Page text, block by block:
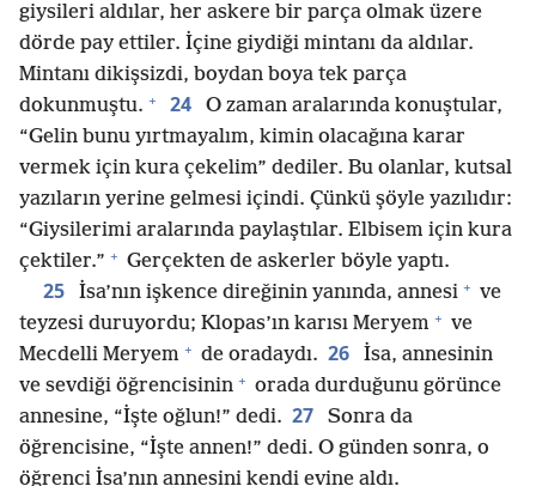
giysileri aldılar, her askere bir parça olmak üzere
dörde pay ettiler. İçine giydiği mintanı da aldılar.
Mintanı dikişsizdi, boydan boya tek parça
dokunmuştu. + 24
O zaman aralarında konuştular,
“Gelin bunu yırtmayalım, kimin olacağına karar
vermek için kura çekelim” dediler. Bu olanlar, kutsal
yazıların yerine gelmesi içindi. Çünkü şöyle yazılıdır:
“Giysilerimi aralarında paylaştılar. Elbisem için kura
çektiler.” + Gerçekten de askerler böyle yaptı.
25 İsa’nın işkence direğinin yanında, annesi + ve
teyzesi duruyordu; Klopas’ın karısı Meryem + ve
Mecdelli Meryem + de oradaydı. 26
İsa, annesinin
ve sevdiği öğrencisinin + orada durduğunu görünce
annesine, “İşte oğlun!” dedi. 27
Sonra da
öğrencisine, “İşte annen!” dedi. O günden sonra, o
öğrenci İsa’nın annesini kendi evine aldı.